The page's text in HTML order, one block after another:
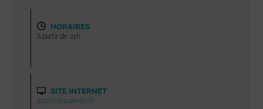
HORAIRES
à partir de 21h
SITE INTERNET
agoncoutainville.fr